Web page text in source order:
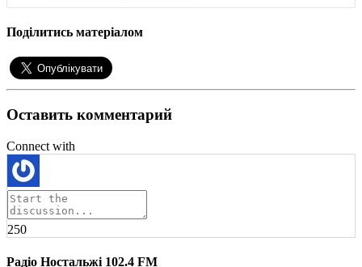
Поділитись матеріалом
Оставить комментарий
Connect with
250
Радіо Ностальжі 102.4 FM